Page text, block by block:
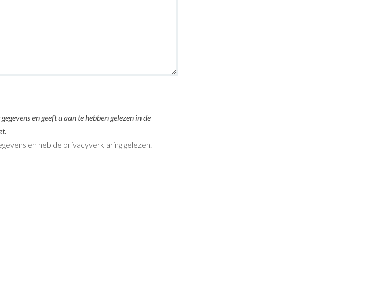
en heb de privacyverklaring gelezen.
en geeft u aan te hebben gelezen in de